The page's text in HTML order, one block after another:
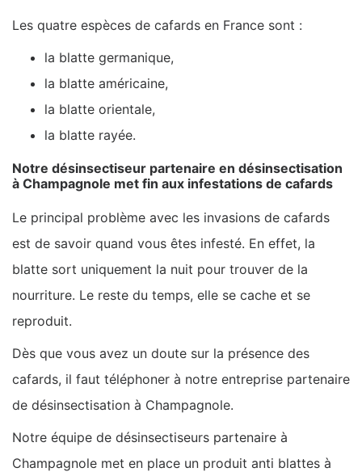
Les quatre espèces de cafards en France sont :
la blatte germanique,
la blatte américaine,
la blatte orientale,
la blatte rayée.
Notre désinsectiseur partenaire en désinsectisation
à Champagnole met fin aux infestations de cafards
Le principal problème avec les invasions de cafards
est de savoir quand vous êtes infesté. En effet, la
blatte sort uniquement la nuit pour trouver de la
nourriture. Le reste du temps, elle se cache et se
reproduit.
Dès que vous avez un doute sur la présence des
cafards, il faut téléphoner à notre entreprise partenaire
de désinsectisation à Champagnole.
Notre équipe de désinsectiseurs partenaire à
Champagnole met en place un produit anti blattes à